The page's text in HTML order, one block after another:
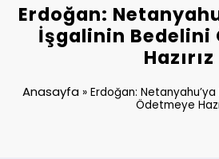
Erdoğan:
İşgalinin Bedelini
Hazırız
Anasayfa »Erdoğan: Netanyahu’ya
Ödetmeye